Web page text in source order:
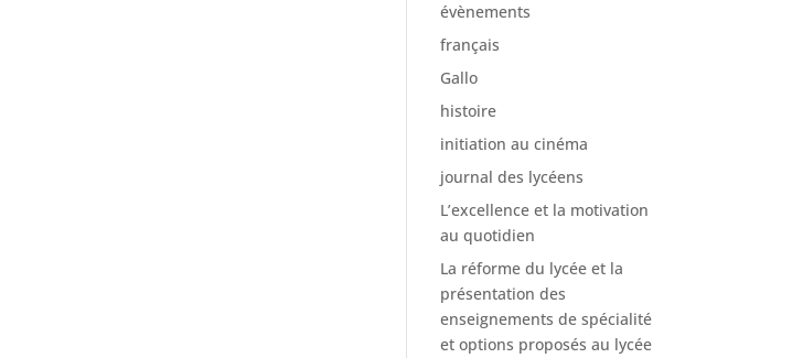
évènements
français
Gallo
histoire
initiation au cinéma
journal des lycéens
L’excellence et la motivation
au quotidien
La réforme du lycée et la
présentation des
enseignements de spécialité
et options proposés au lycée